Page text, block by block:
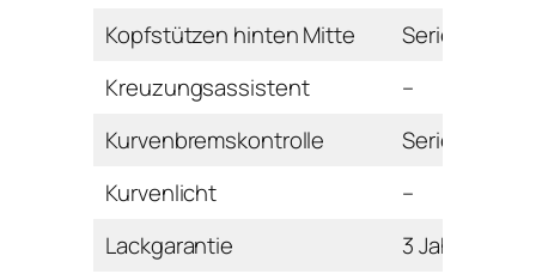
Kopfstützen hinten Mitte
Serie
Kreuzungsassistent
–
Kurvenbremskontrolle
Serie
Kurvenlicht
–
Lackgarantie
3 Jahre